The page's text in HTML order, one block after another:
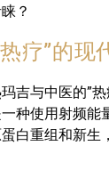
？
疗”的现
吉与中医的”
种使用射频能
白重组和新生